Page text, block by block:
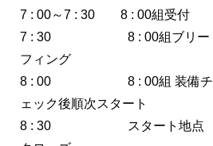
7 : 00～7 : 30 8 : 00組受付
7 : 30 8 : 00組ブリー
フィング
8 : 00 8 : 00組 装備チ
ェック後順次スタート
8 : 30 スタート地点